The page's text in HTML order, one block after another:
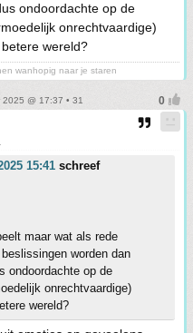
ondoordachte op de
onrechtvaardige)
wereld?
wanhopig naar je staren
@ 17:37 • 31
15:41 schreef
maar wat als rede
worden dan
ondoordachte op de
onrechtvaardige)
wereld?